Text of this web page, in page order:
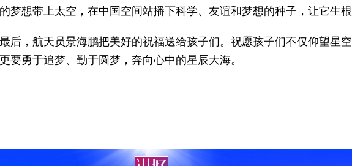
梦想带上太空，在中国空间站播下科学、友谊和梦想的种子，让它生根
最后，航天员景海鹏把美好的祝福送给孩子们。祝愿孩子们不仅仰望星
要勇于追梦、勤于圆梦，奔向心中的星辰大海。